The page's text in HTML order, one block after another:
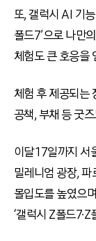
또, 갤럭시 AI 기능
폴드7’으로 나만
체험도 큰 호응을
체험 후 제공되는
공책, 부채 등 굿
이달 17일까지 서
밀레니엄 광장,
몰입도를 높였으
‘갤럭시 Z폴드